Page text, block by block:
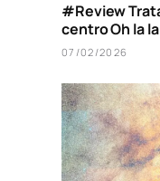
#Review
centro Oh la
07/02/2026